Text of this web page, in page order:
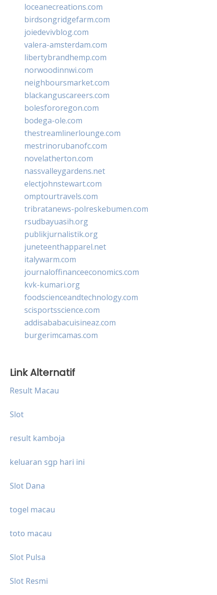
loceanecreations.com
birdsongridgefarm.com
joiedevivblog.com
valera-amsterdam.com
libertybrandhemp.com
norwoodinnwi.com
neighboursmarket.com
blackanguscareers.com
bolesfororegon.com
bodega-ole.com
thestreamlinerlounge.com
mestrinorubanofc.com
novelatherton.com
nassvalleygardens.net
electjohnstewart.com
omptourtravels.com
tribratanews-polreskebumen.com
rsudbayuasih.org
publikjurnalistik.org
juneteenthapparel.net
italywarm.com
journaloffinanceeconomics.com
kvk-kumari.org
foodscienceandtechnology.com
scisportsscience.com
addisababacuisineaz.com
burgerimcamas.com
Link Alternatif
Result Macau
Slot
result kamboja
keluaran sgp hari ini
Slot Dana
togel macau
toto macau
Slot Pulsa
Slot Resmi